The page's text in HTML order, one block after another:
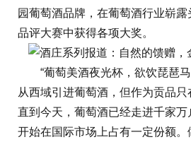
园葡萄酒品牌，在葡萄酒行业崭
品评大赛中获得各项大奖。
“葡萄美酒夜光杯，欲饮琵琶马
从西域引进葡萄酒，但作为贡品只
直到今天，葡萄酒已经走进千家
开始在国际市场上占有一定份额